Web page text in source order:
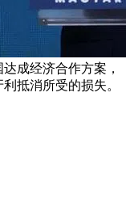
成经济合作方案，
抵消所受的损失。